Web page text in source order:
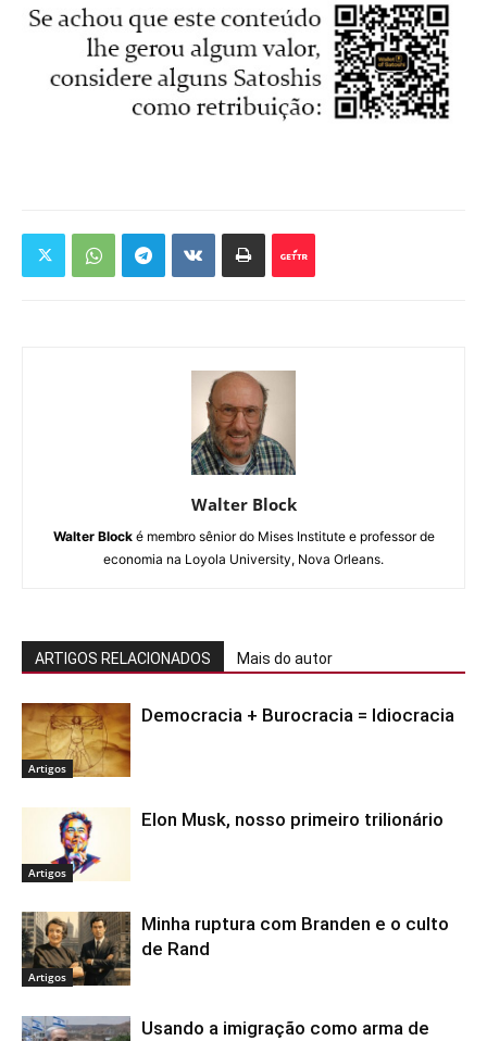
Walter Block
Walter Blocké membro sênior do Mises Institute e professor de
economia na Loyola University, Nova Orleans.
ARTIGOS RELACIONADOS Mais do autor
Artigos
Democracia + Burocracia = Idiocracia
Artigos
Elon Musk, nosso primeiro trilionário
Artigos
Minha ruptura com Branden e o culto
de Rand
Usando a imigração como arma de